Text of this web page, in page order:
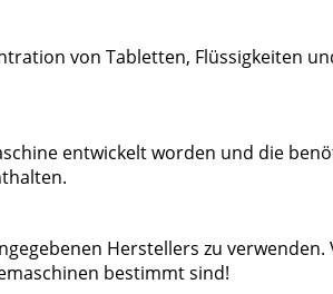
von Tabletten, Flüssigkeiten
entwickelt worden und die
Herstellers zu verwenden.
bestimmt sind!